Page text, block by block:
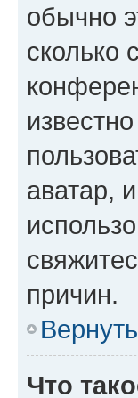
обычно
сколько
аватар,
причин.
Что